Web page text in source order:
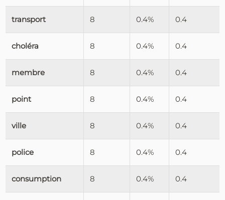
transport 8 0.4% 0.4
choléra 8 0.4% 0.4
membre 8 0.4% 0.4
point 8 0.4% 0.4
ville 8 0.4% 0.4
police 8 0.4% 0.4
consumption 8 0.4% 0.4